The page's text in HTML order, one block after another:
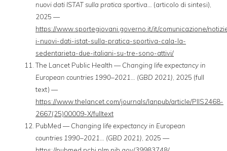
nuovi dati ISTAT sulla pratica sportiva… (articolo di sintesi),
2025 —
https://www.sportegiovani.governo.it/it/comunicazione/
i-nuovi-dati-istat-sulla-pratica-sportiva-cala-la-
sedentarieta-due-italiani-su-tre-sono-attivi/
The Lancet Public Health — Changing life expectancy in
European countries 1990–2021… (GBD 2021), 2025 (full
text) —
https://www.thelancet.com/journals/lanpub/article/PIIS2468-
2667(25)00009-X/fulltext
PubMed — Changing life expectancy in European
countries 1990–2021… (GBD 2021), 2025 —